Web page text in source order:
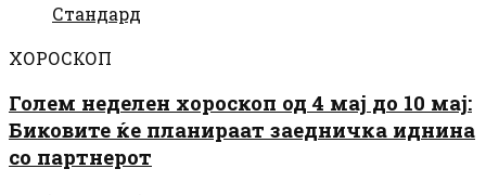
Стандард
ХОРОСКОП
Голем неделен хороскоп од 4 мај до 10 мај:
Биковите ќе планираат заедничка иднина
со партнерот